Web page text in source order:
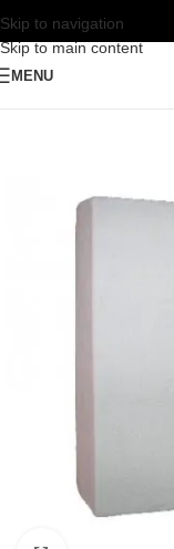
Skip to navigation
Skip to main content
MENU